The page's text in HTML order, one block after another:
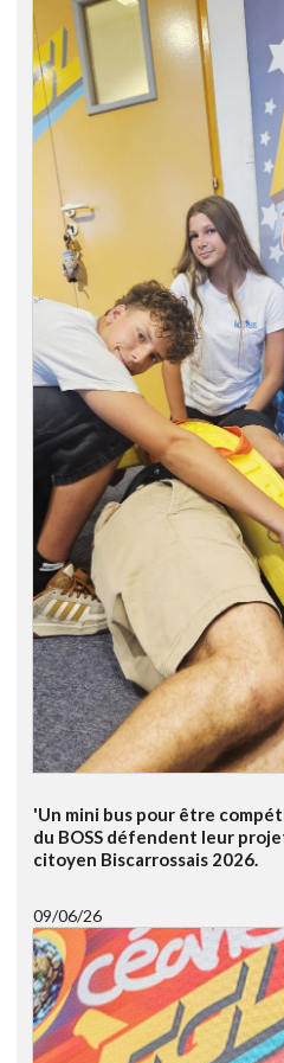
'Un mini bus pour être
du BOSS défendent leur
citoyen Biscarrossais 2026.
09/06/26